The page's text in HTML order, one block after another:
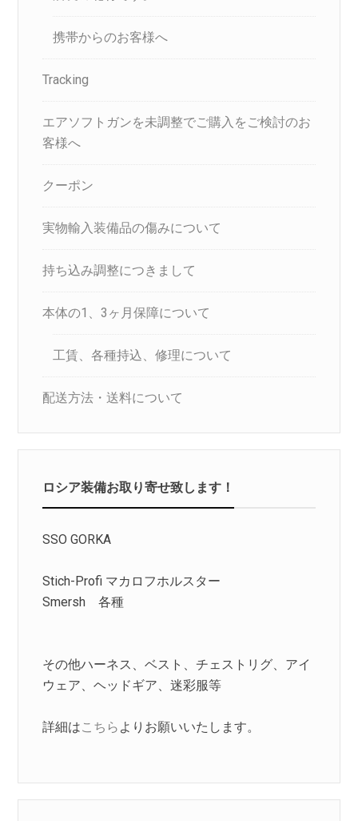
携帯からのお客様へ
Tracking
エアソフトガンを未調整でご購入をご検討のお
客様へ
クーポン
実物輸入装備品の傷みについて
持ち込み調整につきまして
本体の1、3ヶ月保障について
工賃、各種持込、修理について
配送方法・送料について
ロシア装備お取り寄せ致します！
SSO GORKA
Stich-Profi マカロフホルスター
Smersh 各種
その他ハーネス、ベスト、チェストリグ、アイ
ウェア、ヘッドギア、迷彩服等
詳細はこちら よりお願いいたします。